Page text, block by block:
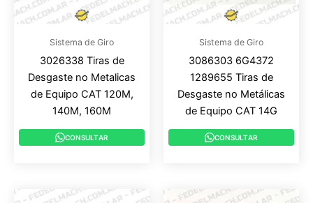
Sistema de Giro
3026338 Tiras de
Desgaste no Metalicas
de Equipo CAT 120M,
140M, 160M
CONSULTAR
Sistema de Giro
3086303 6G4372
1289655 Tiras de
Desgaste no Metálicas
de Equipo CAT 14G
CONSULTAR